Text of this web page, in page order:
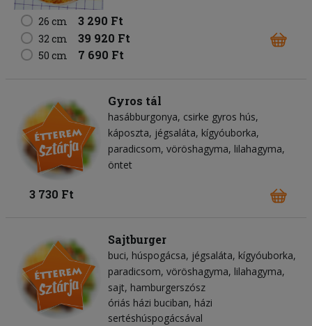
26 cm 3 290 Ft
32 cm 39 920 Ft
50 cm 7 690 Ft
Gyros tál
hasábburgonya csirke gyros hús
káposzta jégsaláta kígyóuborka
paradicsom vöröshagyma lilahagyma
öntet
3 730 Ft
Sajtburger
buci húspogácsa jégsaláta kígyóuborka
paradicsom vöröshagyma lilahagyma
sajt hamburgerszósz
óriás házi buciban, házi
sertéshúspogácsával